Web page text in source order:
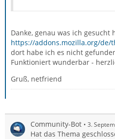
Danke, genau was ich gesucht
https://addons.mozilla.org/de/
dort habe ich es nicht
Funktioniert wunderbar -
Gruß, netfriend
Community-Bot 3.
Hat das Thema